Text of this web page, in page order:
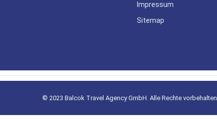
Impressum
Sitemap
© 2023 Balcok Travel Agency GmbH. Alle Rechte vorbehalten